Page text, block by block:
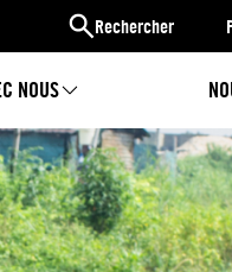
Rechercher
NOUS